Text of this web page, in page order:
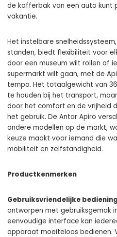
de kofferbak van een auto kunt
vakantie.
Het instelbare
standen, biedt flexibiliteit voor
door een museum wilt rollen of
supermarkt wilt gaan, met de
tempo. Het totaalgewicht van
te houden bij het transport,
door het comfort en de vrijheid
het gebruik. De Antar Apiro
andere modellen op de markt,
keuze maakt voor iemand die
mobiliteit en zelfstandigheid.
Productkenmerken
Gebruiksvriendelijke bediening
ontworpen met gebruiksgemak
eenvoudige interface kan
apparaat moeiteloos bedienen.